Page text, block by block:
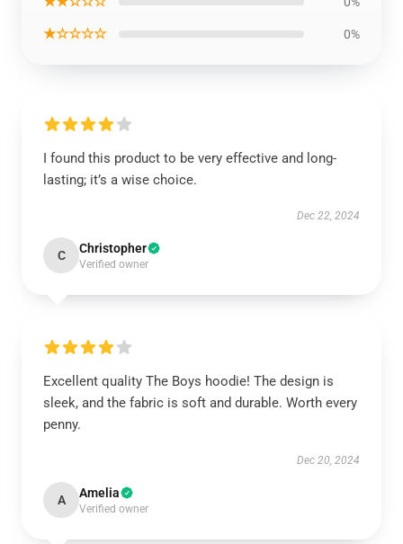
★☆☆☆☆ 0%
I found this product to be very effective and long-
lasting; it’s a wise choice.
Dec 22, 2024
C Christopher
Verified owner
Excellent quality The Boys hoodie! The design is
sleek, and the fabric is soft and durable. Worth every
penny.
Dec 20, 2024
A Amelia
Verified owner